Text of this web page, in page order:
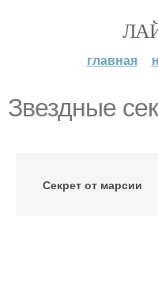
главная
Звездные
Секрет от марсии